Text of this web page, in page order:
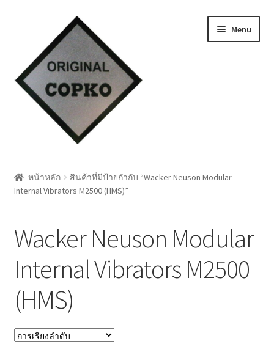
navigation
content
Menu
Cart
ตะกร้าสินค้า
หน้าหลัก
สินค้าที่มีป้ายกำกับ “Wacker Neuson Modular
Internal Vibrators M2500 (HMS)”
Wacker Neuson Modular
Internal Vibrators M2500
(HMS)